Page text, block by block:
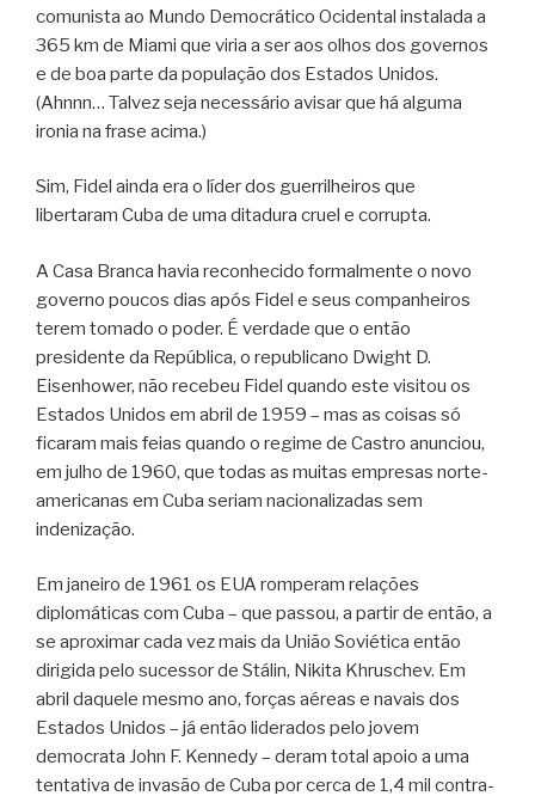
comunista ao Mundo Democrático Ocidental instalada a
365 km de Miami que viria a ser aos olhos dos governos
e de boa parte da população dos Estados Unidos.
(Ahnnn… Talvez seja necessário avisar que há alguma
ironia na frase acima.)
Sim, Fidel ainda era o líder dos guerrilheiros que
libertaram Cuba de uma ditadura cruel e corrupta.
A Casa Branca havia reconhecido formalmente o novo
governo poucos dias após Fidel e seus companheiros
terem tomado o poder. É verdade que o então
presidente da República, o republicano Dwight D.
Eisenhower, não recebeu Fidel quando este visitou os
Estados Unidos em abril de 1959 – mas as coisas só
ficaram mais feias quando o regime de Castro anunciou,
em julho de 1960, que todas as muitas empresas norte-
americanas em Cuba seriam nacionalizadas sem
indenização.
Em janeiro de 1961 os EUA romperam relações
diplomáticas com Cuba – que passou, a partir de então, a
se aproximar cada vez mais da União Soviética então
dirigida pelo sucessor de Stálin, Nikita Khruschev. Em
abril daquele mesmo ano, forças aéreas e navais dos
Estados Unidos – já então liderados pelo jovem
democrata John F. Kennedy – deram total apoio a uma
tentativa de invasão de Cuba por cerca de 1,4 mil contra-